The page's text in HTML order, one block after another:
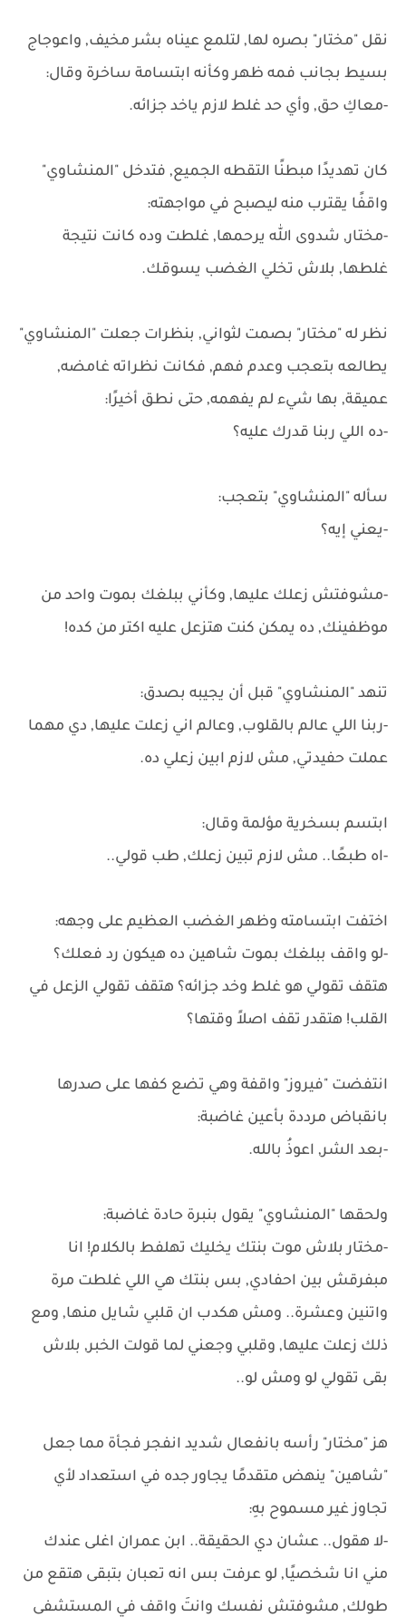
نقل "مختار" بصره لها, لتلمع عيناه بشر مخيف, واعوجاج
بسيط بجانب فمه ظهر وكأنه ابتسامة ساخرة وقال:
-معاكِ حق, وأي حد غلط لازم ياخد جزائه.
كان تهديدًا مبطنًا التقطه الجميع, فتدخل "المنشاوي"
واقفًا يقترب منه ليصبح في مواجهته:
-مختار, شدوى الله يرحمها, غلطت وده كانت نتيجة
غلطها, بلاش تخلي الغضب يسوقك.
نظر له "مختار" بصمت لثواني, بنظرات جعلت "المنشاوي"
يطالعه بتعجب وعدم فهم, فكانت نظراته غامضه,
عميقة, بها شيء لم يفهمه, حتى نطق أخيرًا:
-ده اللي ربنا قدرك عليه؟
سأله "المنشاوي" بتعجب:
-يعني إيه؟
-مشوفتش زعلك عليها, وكأني ببلغك بموت واحد من
موظفينك, ده يمكن كنت هتزعل عليه اكتر من كده!
تنهد "المنشاوي" قبل أن يجيبه بصدق:
-ربنا اللي عالم بالقلوب, وعالم اني زعلت عليها, دي مهما
عملت حفيدتي, مش لازم ابين زعلي ده.
ابتسم بسخرية مؤلمة وقال:
-اه طبعًا.. مش لازم تبين زعلك, طب قولي..
اختفت ابتسامته وظهر الغضب العظيم على وجهه:
-لو واقف ببلغك بموت شاهين ده هيكون رد فعلك؟
هتقف تقولي هو غلط وخد جزائه؟ هتقف تقولي الزعل في
القلب! هتقدر تقف اصلاً وقتها؟
انتفضت "فيروز" واقفة وهي تضع كفها على صدرها
بانقباض مرددة بأعين غاضبة:
-بعد الشر, اعوذُ بالله.
ولحقها "المنشاوي" يقول بنبرة حادة غاضبة:
-مختار بلاش موت بنتك يخليك تهلفط بالكلام! انا
مبفرقش بين احفادي, بس بنتك هي اللي غلطت مرة
واتنين وعشرة.. ومش هكدب ان قلبي شايل منها, ومع
ذلك زعلت عليها, وقلبي وجعني لما قولت الخبر, بلاش
بقى تقولي لو ومش لو..
هز "مختار" رأسه بانفعال شديد انفجر فجأة مما جعل
"شاهين" ينهض متقدمًا يجاور جده في استعداد لأي
تجاوز غير مسموح بهِ:
-لا هقول.. عشان دي الحقيقة.. ابن عمران اغلى عندك
مني انا شخصيًا, لو عرفت بس انه تعبان بتبقى هتقع من
طولك, مشوفتش نفسك وانتَ واقف في المستشفى